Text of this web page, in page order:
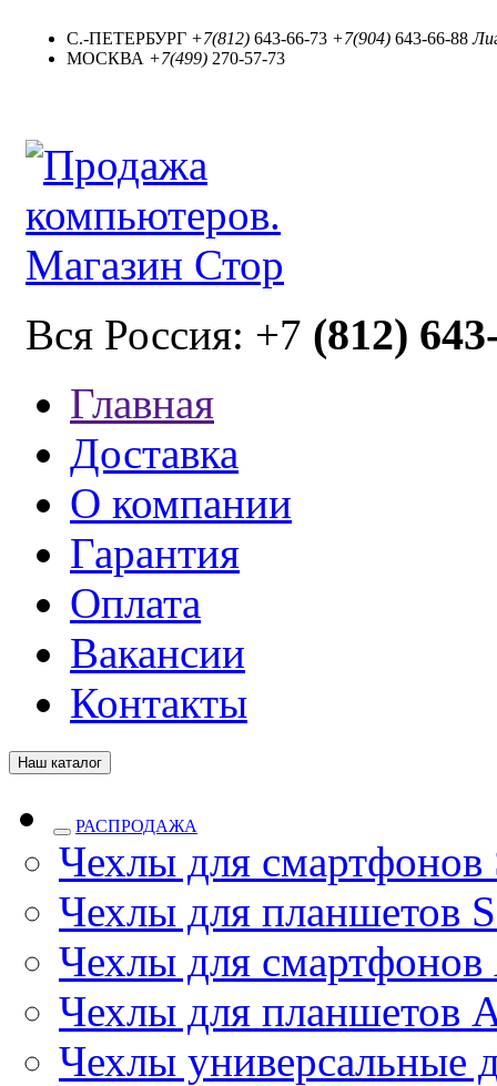
С.-ПЕТЕРБУРГ +7(812) 643-66-73 +7(904) 643-66-88
МОСКВА +7(499) 270-57-73
Вся Россия: +7 (812)
Главная
Доставка
О компании
Гарантия
Оплата
Вакансии
Контакты
Наш каталог
РАСПРОДАЖА
Чехлы для смартфонов
Чехлы для планшетов
Чехлы для
Чехлы для планшетов
Чехлы универсальные